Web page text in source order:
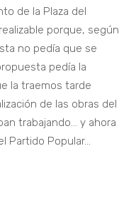
de la Plaza del
porque, según
no pedía que se
pedía la
la traemos tarde
de las obras del
trabajando… y ahora
Partido Popular…